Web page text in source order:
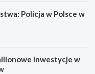
Policja w Polsce w
inwestycje w